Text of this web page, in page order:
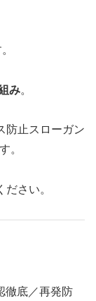
み。
防止スローガン
。
さい。
徹底／再発防